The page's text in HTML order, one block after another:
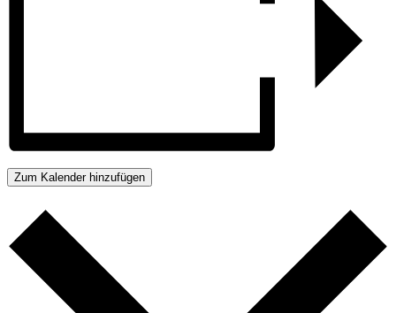
Zum Kalender hinzufügen